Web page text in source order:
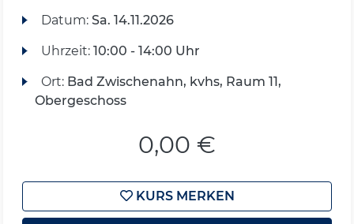
Datum: Sa. 14.11.2026
Uhrzeit: 10:00 - 14:00 Uhr
Ort: Bad Zwischenahn, kvhs, Raum 11,
Obergeschoss
0,00 €
KURS MERKEN